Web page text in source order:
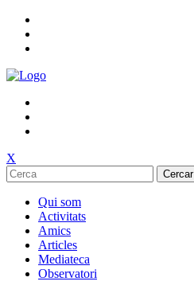
X
Cercar
Qui som
Activitats
Amics
Articles
Mediateca
Observatori